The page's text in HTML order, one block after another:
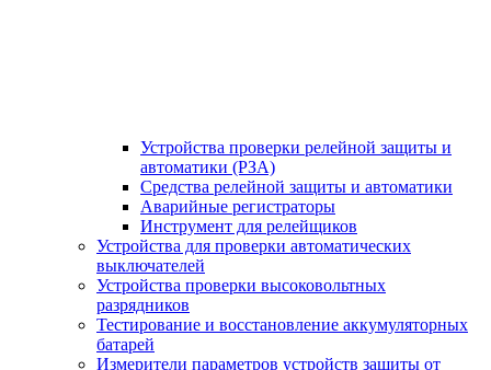
Устройства проверки релейной защиты и
автоматики (РЗА)
Средства релейной защиты и автоматики
Аварийные регистраторы
Инструмент для релейщиков
Устройства для проверки автоматических
выключателей
Устройства проверки высоковольтных
разрядников
Тестирование и восстановление аккумуляторных
батарей
Измерители параметров устройств защиты от